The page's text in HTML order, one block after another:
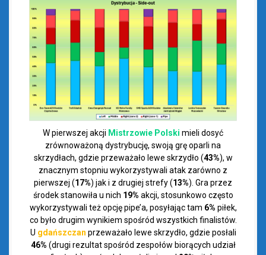
W pierwszej akcji Mistrzowie Polski mieli dosyć
zrównoważoną dystrybucję, swoją grę oparli na
skrzydłach, gdzie przeważało lewe skrzydło (43%), w
znacznym stopniu wykorzystywali atak zarówno z
pierwszej (17%) jak i z drugiej strefy (13%). Gra przez
środek stanowiła u nich 19% akcji, stosunkowo często
wykorzystywali też opcję pipe’a, posyłając tam 6% piłek,
co było drugim wynikiem spośród wszystkich finalistów.
U gdańszczan przeważało lewe skrzydło, gdzie posłali
46% (drugi rezultat spośród zespołów biorących udział